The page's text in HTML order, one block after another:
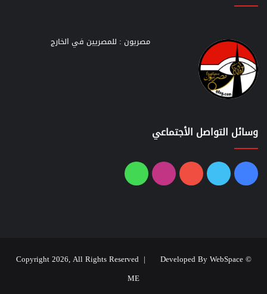
مصريون : للمصريين في الخارج
وسائل التواصل الأجتماعي
فيسبوك
تويتر يوتيوبانستقرامواتساب
© Copyright 2026, All Rights Reserved |
Developed By WebSpace
ME